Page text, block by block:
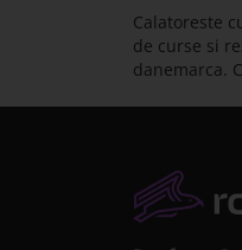
Calatoreste
de curse si
danemarca.